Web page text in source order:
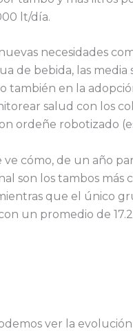
lt/día.
necesidades
de bebida, las media
también en la
salud con los
ordeñe robotizado
ve cómo, de un año
son los tambos más
que el único
un promedio de
ver la